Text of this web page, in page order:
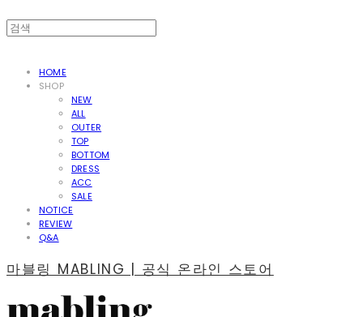
HOME
SHOP
NEW
ALL
OUTER
TOP
BOTTOM
DRESS
ACC
SALE
NOTICE
REVIEW
Q&A
마블링 MABLING | 공식 온라인 스토어